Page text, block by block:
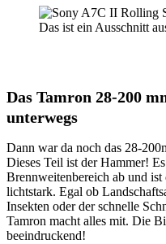
Das ist ein Ausschnitt
Das Tamron 28-200
unterwegs
Dann war da noch das 28-
Dieses Teil ist der Hammer!
Brennweitenbereich ab und
lichtstark. Egal ob
Insekten oder der schnelle
Tamron macht alles mit. Die
beeindruckend!